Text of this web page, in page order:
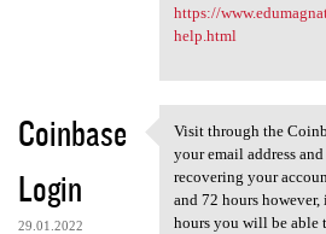
https://
help.html
Coinbase
Login
29.01.2022
Visit through the
Visit through the
your email address
recovering your
and 72 hours
hours you will be able